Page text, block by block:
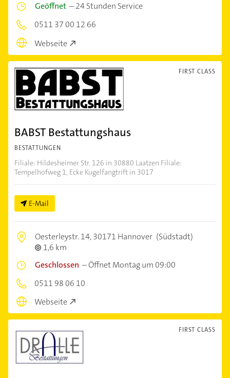
Geöffnet –24 Stunden Service
0511 37 00 12 66
Webseite
FIRST CLASS
BABST Bestattungshaus
BESTATTUNGEN
Filiale: Hildesheimer Str. 126 in 30880 Laatzen Filiale:
Tempelhofweg 1, Ecke Kugelfangtrift in 3017
E-Mail
Oesterleystr. 14,30171 Hannover (Südstadt)
1,6 km
Geschlossen –Öffnet Montag um 09:00
0511 98 06 10
Webseite
FIRST CLASS